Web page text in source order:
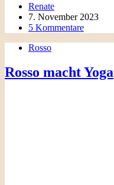
Renate
7. November 2023
5 Kommentare
Rosso
Rosso macht Yoga